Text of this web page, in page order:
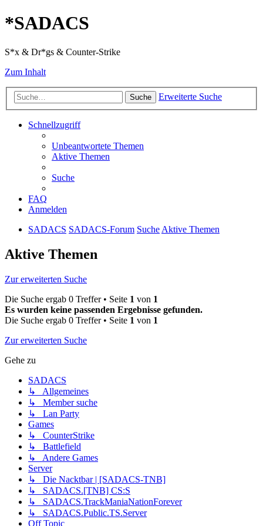
*SADACS
S*x & Dr*gs & Counter-Strike
Zum Inhalt
Suche Erweiterte Suche
Schnellzugriff
Unbeantwortete Themen
Aktive Themen
Suche
FAQ
Anmelden
SADACS SADACS-Forum SucheAktive Themen
Aktive Themen
Zur erweiterten Suche
Die Suche ergab 0 Treffer • Seite 1 von 1
Es wurden keine passenden Ergebnisse gefunden.
Die Suche ergab 0 Treffer • Seite 1 von 1
Zur erweiterten Suche
Gehe zu
SADACS
↳ Allgemeines
↳ Member suche
↳ Lan Party
Games
↳ CounterStrike
↳ Battlefield
↳ Andere Games
Server
↳ Die Nacktbar | [SADACS-TNB]
↳ SADACS.[TNB] CS:S
↳ SADACS.TrackManiaNationForever
↳ SADACS.Public.TS.Server
Off Topic